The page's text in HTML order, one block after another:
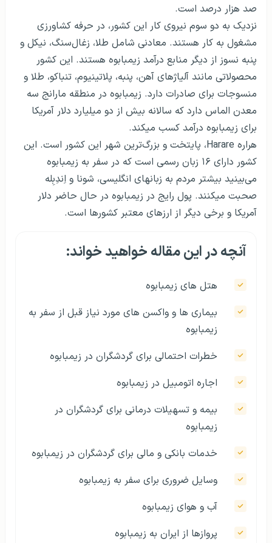
صد هزار درصد است.
نزدیک به دو سوم نیروی کار این کشور، در حرفه کشاورزی
مشغول به کار هستند. معادنی شامل طلا، زغال‌سنگ، نیکل و
پنبه نسوز از دیگر منابع درآمد زیمبابوه هستند. این کشور
محصولاتی مانند آلیاژهای آهن، پنبه، پلاتینیوم، تنباکو، طلا و
منسوجات برای صادرات دارد. زیمبابوه در منطقه مارانج سه
معدن الماس دارد که سالانه بیش از دو میلیارد دلار آمریکا
برای زیمبابوه درآمد کسب می­کند.
هراره Harare، پایتخت و بزرگ‌ترین شهر این کشور است. این
کشور دارای ۱۶ زبان رسمی است که در سفر به زیمبابوه
می‌بینید بیشتر مردم به زبان­های انگلیسی، شونا و اِندِبِله
صحبت می­کنند. پول رایج در زیمبابوه در حال حاضر دلار
آمریکا و برخی دیگر از ارزهای معتبر کشورها است.
آنچه در این مقاله خواهید خواند:
هتل های زیمبابوه
بیماری ها و واکسن های مورد نیاز قبل از سفر به
زیمبابوه
خطرات احتمالی برای گردشگران در زیمبابوه
اجاره اتومبیل در زیمبابوه
بیمه و تسهیلات درمانی برای گردشگران در
زیمبابوه
خدمات بانکی و مالی برای گردشگران در زیمبابوه
وسایل ضروری برای سفر به زیمبابوه
آب و هوای زیمبابوه
پروازها از ایران به زیمبابوه